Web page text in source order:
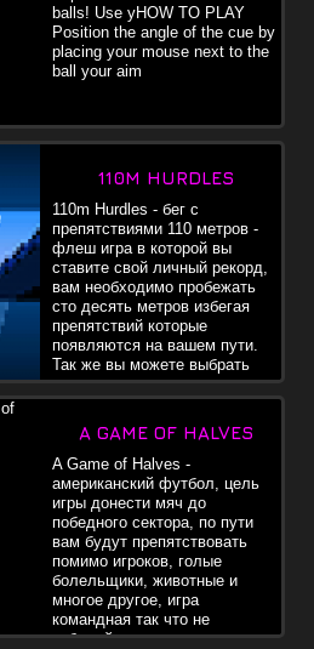
balls! Use yHOW TO PLAY
Position the angle of the cue by
placing your mouse next to the
ball your aim
110M HURDLES
110m Hurdles - бег с
препятствиями 110 метров -
флеш игра в которой вы
ставите свой личный рекорд,
вам необходимо пробежать
сто десять метров избегая
препятствий которые
появляются на вашем пути.
Так же вы можете выбрать
одного из четырех
ловкого, энергичного и т.д. Ждем
A GAME OF HALVES
A Game of Halves -
американский футбол, цель
игры донести мяч до
победного сектора, по пути
вам будут препятствовать
помимо игроков, голые
болельщики, животные и
многое другое, игра
командная так что не
забывайте отдавать пас.